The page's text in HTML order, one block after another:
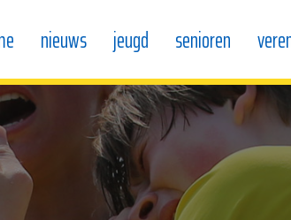
nieuws jeugd senioren